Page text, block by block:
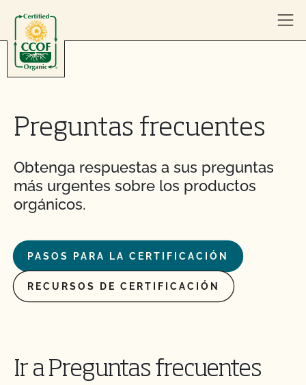
Preguntas frecuentes
Obtenga respuestas a sus preguntas
más urgentes sobre los productos
orgánicos.
PASOS PARA LA CERTIFICACIÓN
RECURSOS DE CERTIFICACIÓN
Ir a Preguntas frecuentes